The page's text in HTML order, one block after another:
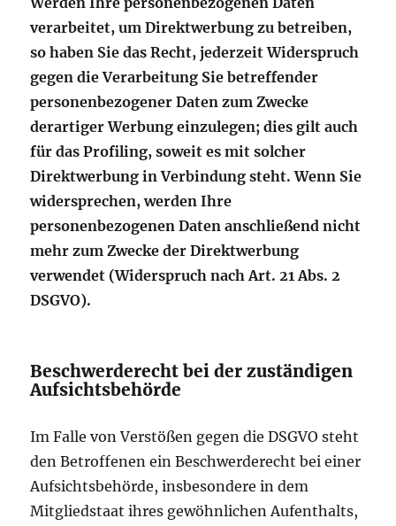
verarbeitet, um Direktwerbung zu betreiben,
so haben Sie das Recht, jederzeit Widerspruch
gegen die Verarbeitung Sie betreffender
personenbezogener Daten zum Zwecke
derartiger Werbung einzulegen; dies gilt auch
für das Profiling, soweit es mit solcher
Direktwerbung in Verbindung steht. Wenn Sie
widersprechen, werden Ihre
personenbezogenen Daten anschließend nicht
mehr zum Zwecke der Direktwerbung
verwendet (Widerspruch nach Art. 21 Abs. 2
DSGVO).
Beschwerderecht bei der zuständigen
Aufsichtsbehörde
Im Falle von Verstößen gegen die DSGVO steht
den Betroffenen ein Beschwerderecht bei einer
Aufsichtsbehörde, insbesondere in dem
Mitgliedstaat ihres gewöhnlichen Aufenthalts,